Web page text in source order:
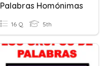
Palabras Homónimas
16 Q 5th